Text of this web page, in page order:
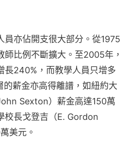
員亦佔開支很大部分。從1975
師比例不斷擴大。至2005年，
長240%，而教學人員只增多
的薪金亦高得離譜，如紐約大
Sexton）薪金高達150萬
校長戈登吉（E. Gordon
美元。